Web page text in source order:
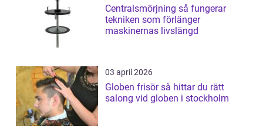
Centralsmörjning så fungerar
tekniken som förlänger
maskinernas livslängd
03 april 2026
Globen frisör så hittar du rätt
salong vid globen i stockholm